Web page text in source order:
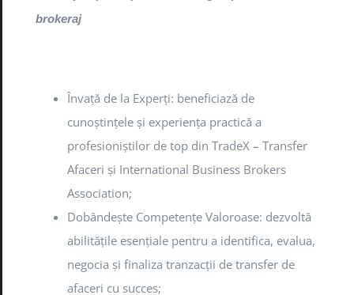
brokeraj
Învață de la Experți: beneficiază de
cunoștințele și experiența practică a
profesioniștilor de top din TradeX – Transfer
Afaceri și International Business Brokers
Association;
Dobândește Competențe Valoroase: dezvoltă
abilitățile esențiale pentru a identifica, evalua,
negocia și finaliza tranzacții de transfer de
afaceri cu succes;